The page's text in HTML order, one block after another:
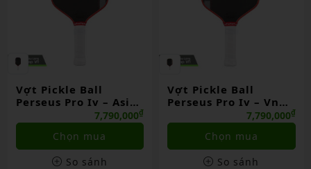
Vợt Pickle Ball
Perseus Pro Iv – Asia
7,790,000₫
Chọn mua
So sánh
Vợt Pickle Ball
Perseus Pro Iv – Vn
7,790,000₫
Chọn mua
So sánh